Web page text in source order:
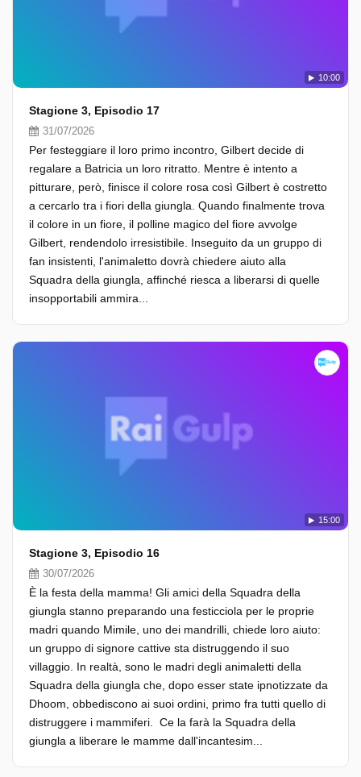
10:00
Stagione 3, Episodio 17
31/07/2026
Per festeggiare il loro primo incontro, Gilbert decide di
regalare a Batricia un loro ritratto. Mentre è intento a
pitturare, però, finisce il colore rosa così Gilbert è costretto
a cercarlo tra i fiori della giungla. Quando finalmente trova
il colore in un fiore, il polline magico del fiore avvolge
Gilbert, rendendolo irresistibile. Inseguito da un gruppo di
fan insistenti, l'animaletto dovrà chiedere aiuto alla
Squadra della giungla, affinché riesca a liberarsi di quelle
insopportabili ammira...
15:00
Stagione 3, Episodio 16
30/07/2026
È la festa della mamma! Gli amici della Squadra della
giungla stanno preparando una festicciola per le proprie
madri quando Mimile, uno dei mandrilli, chiede loro aiuto:
un gruppo di signore cattive sta distruggendo il suo
villaggio. In realtà, sono le madri degli animaletti della
Squadra della giungla che, dopo esser state ipnotizzate da
Dhoom, obbediscono ai suoi ordini, primo fra tutti quello di
distruggere i mammiferi. Ce la farà la Squadra della
giungla a liberare le mamme dall'incantesim...